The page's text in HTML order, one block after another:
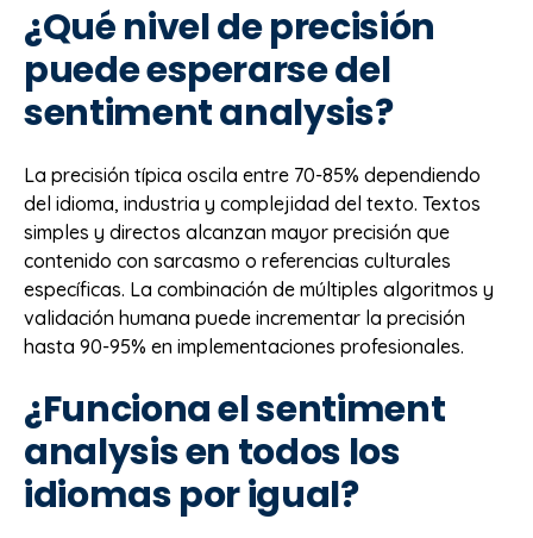
¿Qué nivel de precisión
puede esperarse del
sentiment analysis?
La precisión típica oscila entre 70-85% dependiendo
del idioma, industria y complejidad del texto. Textos
simples y directos alcanzan mayor precisión que
contenido con sarcasmo o referencias culturales
específicas. La combinación de múltiples algoritmos y
validación humana puede incrementar la precisión
hasta 90-95% en implementaciones profesionales.
¿Funciona el sentiment
analysis en todos los
idiomas por igual?